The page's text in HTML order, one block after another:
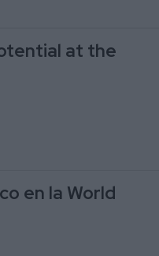
at the
en la World